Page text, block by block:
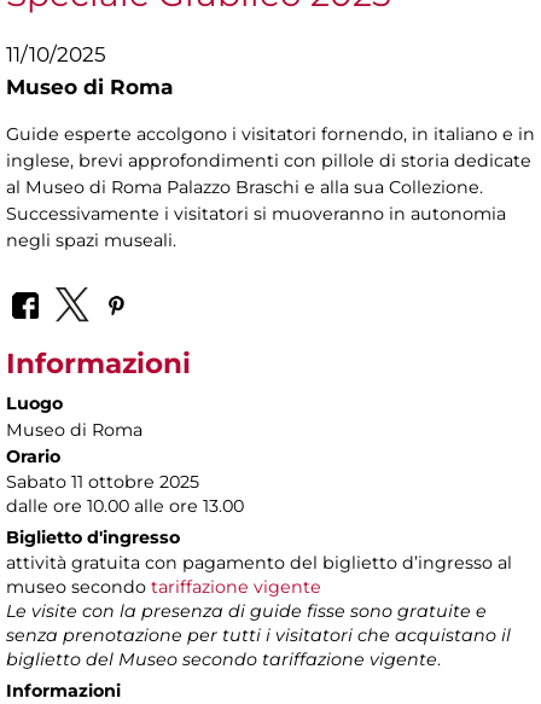
11/10/2025
Museo di Roma
Guide esperte accolgono i visitatori fornendo, in italiano e in
inglese, brevi approfondimenti con pillole di storia dedicate
al Museo di Roma Palazzo Braschi e alla sua Collezione.
Successivamente i visitatori si muoveranno in autonomia
negli spazi museali.
Informazioni
Luogo
Museo di Roma
Orario
Sabato 11 ottobre 2025
dalle ore 10.00 alle ore 13.00
Biglietto d'ingresso
attività gratuita con pagamento del biglietto d’ingresso al
museo secondo tariffazione vigente
Le visite con la presenza di guide fisse sono gratuite e
senza prenotazione per tutti i visitatori che acquistano il
biglietto del Museo secondo tariffazione vigente.
Informazioni